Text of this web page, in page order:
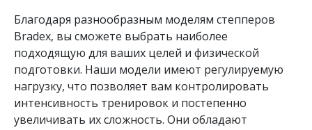
Благодаря разнообразным моделям степперов
Bradex, вы сможете выбрать наиболее
подходящую для ваших целей и физической
подготовки. Наши модели имеют регулируемую
нагрузку, что позволяет вам контролировать
интенсивность тренировок и постепенно
увеличивать их сложность. Они обладают